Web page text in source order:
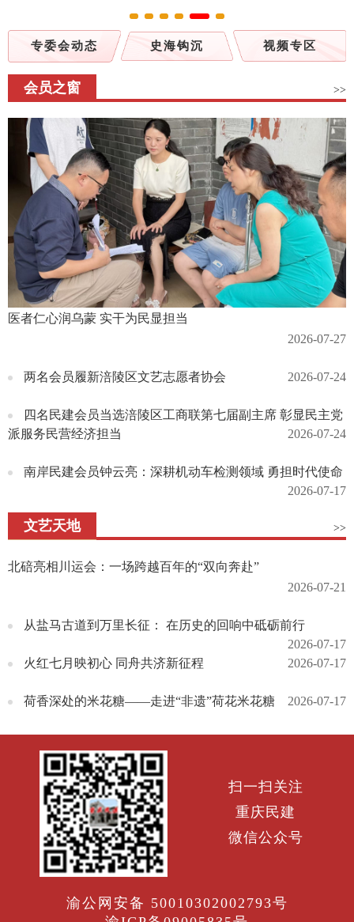
专委会动态 史海钩沉 视频专区
会员之窗 >>
医者仁心润乌蒙 实干为民显担当
2026-07-27
两名会员履新涪陵区文艺志愿者协会 2026-07-24
四名民建会员当选涪陵区工商联第七届副主席 彰显民主党
派服务民营经济担当
2026-07-24
南岸民建会员钟云亮：深耕机动车检测领域 勇担时代使命
2026-07-17
文艺天地 >>
北碚亮相川运会：一场跨越百年的“双向奔赴”
2026-07-21
从盐马古道到万里长征： 在历史的回响中砥砺前行
2026-07-17
火红七月映初心 同舟共济新征程
2026-07-17
荷香深处的米花糖——走进“非遗”荷花米花糖 2026-07-17
扫一扫关注
重庆民建
微信公众号
渝公网安备 50010302002793号